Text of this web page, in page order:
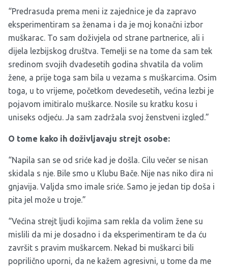
“Predrasuda prema meni iz zajednice je da zapravo
eksperimentiram sa ženama i da je moj konačni izbor
muškarac. To sam doživjela od strane partnerice, ali i
dijela lezbijskog društva. Temelji se na tome da sam tek
sredinom svojih dvadesetih godina shvatila da volim
žene, a prije toga sam bila u vezama s muškarcima. Osim
toga, u to vrijeme, početkom devedesetih, većina lezbi je
pojavom imitiralo muškarce. Nosile su kratku kosu i
uniseks odjeću. Ja sam zadržala svoj ženstveni izgled.”
O tome kako ih doživljavaju strejt osobe:
“Napila san se od sriće kad je došla. Cilu večer se nisan
skidala s nje. Bile smo u Klubu Bače. Nije nas niko dira ni
gnjavija. Valjda smo imale sriće. Samo je jedan tip doša i
pita jel može u troje.”
“Većina strejt ljudi kojima sam rekla da volim žene su
mislili da mi je dosadno i da eksperimentiram te da ću
završit s pravim muškarcem. Nekad bi muškarci bili
poprilično uporni, da ne kažem agresivni, u tome da me